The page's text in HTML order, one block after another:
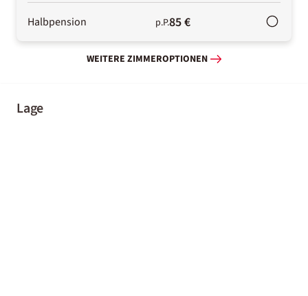
Halbpension p.P.85 €
WEITERE ZIMMEROPTIONEN
Lage